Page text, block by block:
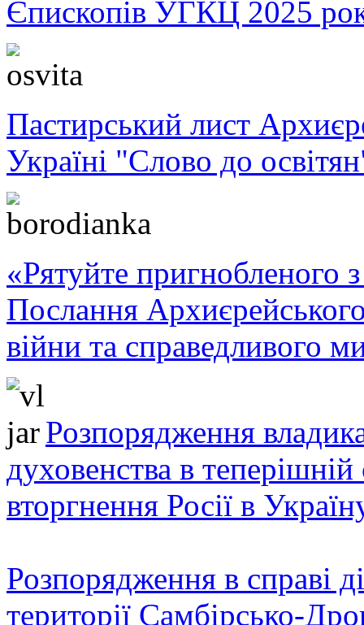
Єпископів УГКЦ 2025
Пастирський лист
Україні "Слово до
«Рятуйте пригнобленого
Послання
війни та справедливого
Розпорядження
духовенства в теперішній
вторгнення Росії в
Розпорядження в справі
території Самбірсько-